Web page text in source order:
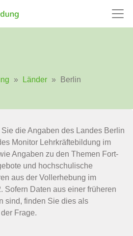
» Länder » Berlin
die Angaben des Landes Berlin
Monitor Lehrkräftebildung im
Angaben zu den Themen Fort-
und hochschulische
aus der Vollerhebung im
Sofern Daten aus einer früheren
sind, finden Sie dies als
Frage.